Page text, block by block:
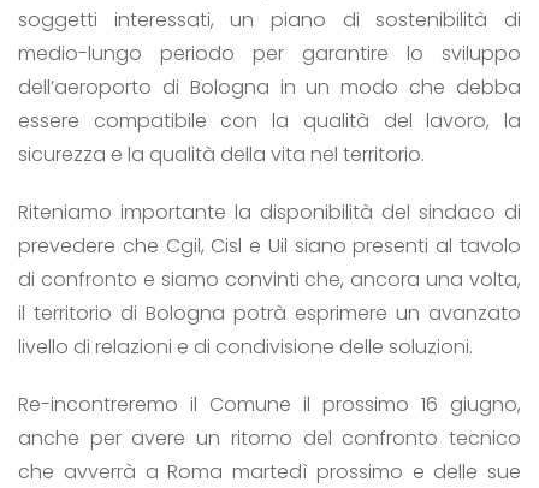
soggetti interessati, un piano di sostenibilità di
medio-lungo periodo per garantire lo sviluppo
dell’aeroporto di Bologna in un modo che debba
essere compatibile con la qualità del lavoro, la
sicurezza e la qualità della vita nel territorio.
Riteniamo importante la disponibilità del sindaco di
prevedere che Cgil, Cisl e Uil siano presenti al tavolo
di confronto e siamo convinti che, ancora una volta,
il territorio di Bologna potrà esprimere un avanzato
livello di relazioni e di condivisione delle soluzioni.
Re-incontreremo il Comune il prossimo 16 giugno,
anche per avere un ritorno del confronto tecnico
che avverrà a Roma martedì prossimo e delle sue